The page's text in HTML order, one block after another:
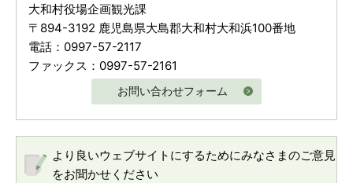
大和村役場企画観光課
〒894-3192 鹿児島県大島郡大和村大和浜100番地
電話：0997-57-2117
ファックス：0997-57-2161
お問い合わせフォーム
より良いウェブサイトにするためにみなさまのご意見
をお聞かせください